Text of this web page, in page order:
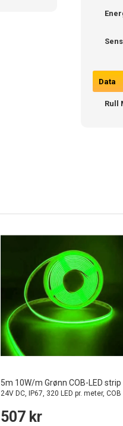
Data
Rull
5m 10W/m Grønn COB-LED strip
24V DC, IP67, 320 LED pr. meter, COB
507 kr